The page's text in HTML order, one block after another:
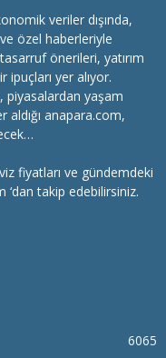
veriler dışında,
özel haberleriyle
önerileri, yatırım
ipuçları yer alıyor.
piyasalardan yaşam
anapara.com,
fiyatları ve gündemdeki
takip edebilirsiniz.
6065